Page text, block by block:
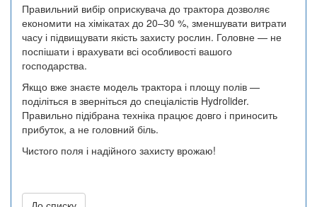
Правильний вибір оприскувача до трактора дозволяє
економити на хімікатах до 20–30 %, зменшувати витрати
часу і підвищувати якість захисту рослин. Головне — не
поспішати і врахувати всі особливості вашого
господарства.
Якщо вже знаєте модель трактора і площу полів —
поділіться в зверніться до спеціалістів Hydrolider.
Правильно підібрана техніка працює довго і приносить
прибуток, а не головний біль.
Чистого поля і надійного захисту врожаю!